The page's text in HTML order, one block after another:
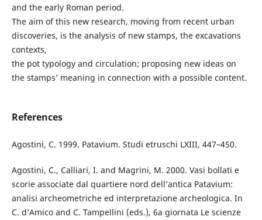
and the early Roman period.
The aim of this new research, moving from recent urban
discoveries, is the analysis of new stamps, the excavations
contexts,
the pot typology and circulation; proposing new ideas on
the stamps’ meaning in connection with a possible content.
References
Agostini, C. 1999. Patavium. Studi etruschi LXIII, 447–450.
Agostini, C., Calliari, I. and Magrini, M. 2000. Vasi bollati e
scorie associate dal quartiere nord dell’antica Patavium:
analisi archeometriche ed interpretazione archeologica. In
C. d’Amico and C. Tampellini (eds.), 6a giornata Le scienze